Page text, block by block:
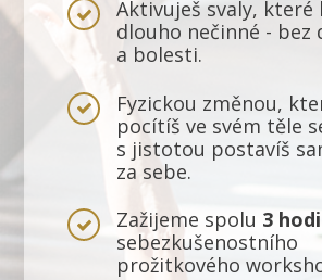
Aktivuješ svaly, které
dlouho nečinné - bez
a bolesti.
Fyzickou změnou,
pocítíš ve svém těle
s jistotou postavíš
za sebe.
Zažijeme spolu 3
sebezkušenostního
prožitkového